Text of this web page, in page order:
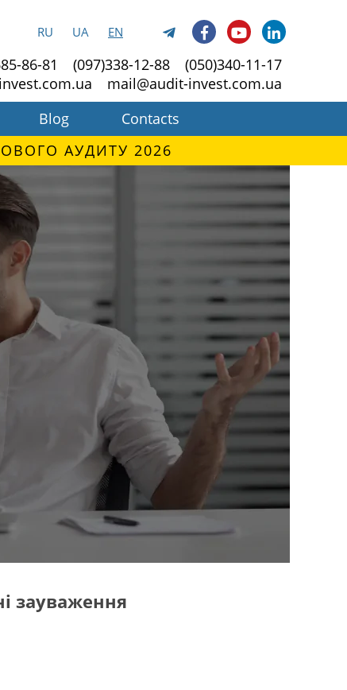
RU UA EN
86-81 (097)338-12-88
(050)340-11-17
mail@audit-invest.com.ua
Blog
Contacts
АУДИТУ 2026
зауваження